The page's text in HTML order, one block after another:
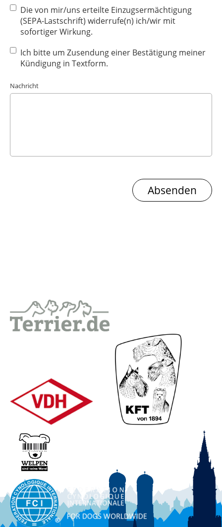
Die von mir/uns erteilte Einzugsermächtigung
(SEPA-Lastschrift) widerrufe(n) ich/wir mit
sofortiger Wirkung.
Ich bitte um Zusendung einer Bestätigung meiner
Kündigung in Textform.
Nachricht